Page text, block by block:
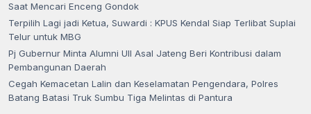
Saat Mencari Enceng Gondok
Terpilih Lagi jadi Ketua, Suwardi : KPUS Kendal Siap Terlibat Suplai
Telur untuk MBG
Pj Gubernur Minta Alumni UII Asal Jateng Beri Kontribusi dalam
Pembangunan Daerah
Cegah Kemacetan Lalin dan Keselamatan Pengendara, Polres
Batang Batasi Truk Sumbu Tiga Melintas di Pantura